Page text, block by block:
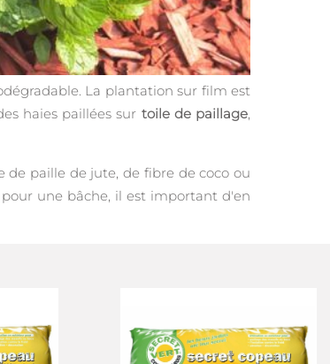
La plantation sur film est
haies paillées sur toile de paillage,
de paille de jute, de fibre de coco ou
une bâche, il est important d'en